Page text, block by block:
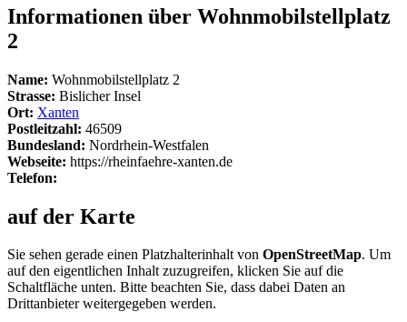
Informationen über Wohnmobilstellplatz
2
Name: Wohnmobilstellplatz 2
Strasse: Bislicher Insel
Ort: Xanten
Postleitzahl: 46509
Bundesland: Nordrhein-Westfalen
Webseite: https://rheinfaehre-xanten.de
Telefon:
auf der Karte
Sie sehen gerade einen Platzhalterinhalt von OpenStreetMap. Um
auf den eigentlichen Inhalt zuzugreifen, klicken Sie auf die
Schaltfläche unten. Bitte beachten Sie, dass dabei Daten an
Drittanbieter weitergegeben werden.